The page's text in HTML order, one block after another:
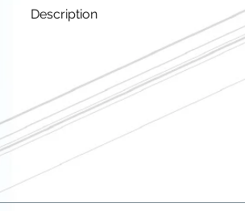
Description